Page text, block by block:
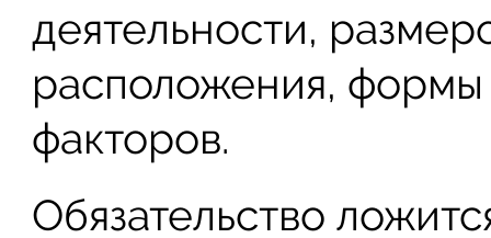
деятельности,
расположения, формы
факторов.
Обязательство